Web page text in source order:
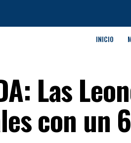
INICIO
Las
con un